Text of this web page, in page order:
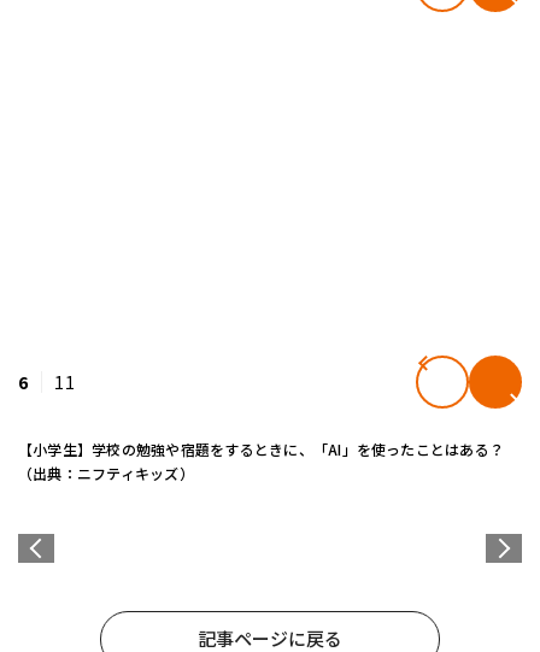
6 11
【小学生】学校の勉強や宿題をするときに、「AI」を使ったことはある？
（出典：ニフティキッズ）
記事ページに戻る